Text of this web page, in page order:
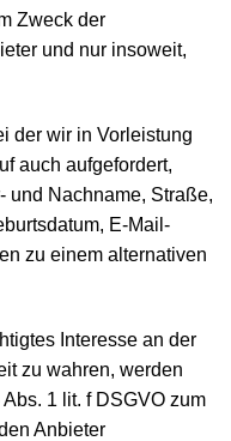
Zweck der
und nur insoweit,
der wir in Vorleistung
auch aufgefordert,
und Nachname, Straße,
E-Mail-
zu einem alternativen
Interesse an der
zu wahren, werden
1 lit. f DSGVO zum
Anbieter